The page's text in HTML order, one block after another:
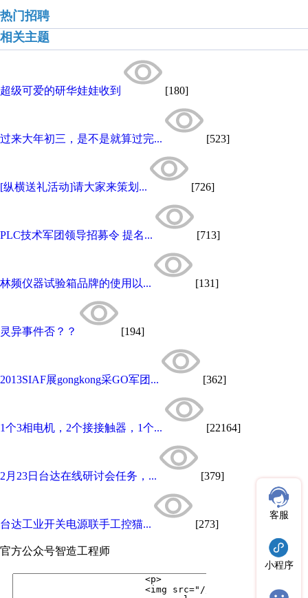
热门招聘
相关主题
超级可爱的研华娃娃收到 [180]
过来大年初三，是不是就算过完... [523]
[纵横送礼活动]请大家来策划... [726]
PLC技术军团领导招募令 提名... [713]
林频仪器试验箱品牌的使用以... [131]
灵异事件否？？ [194]
2013SIAF展gongkong采GO军团... [362]
1个3相电机，2个接接触器，1个... [22164]
2月23日台达在线研讨会任务，... [379]
台达工业开关电源联手工控猫... [273]
官方公众号智造工程师
客服
小程序